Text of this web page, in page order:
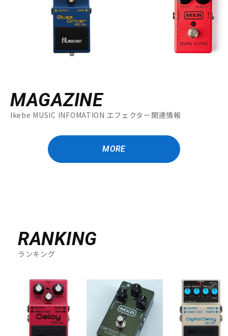
MAGAZINE
Ikebe MUSIC INFOMATION エフェクター関連情報
MORE
RANKING
ランキング